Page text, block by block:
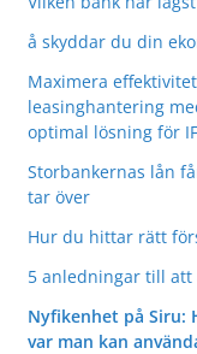
å skyddar du din
Maximera
leasinghantering
optimal lösning för
Storbankernas lån
tar över
Hur du hittar rätt
5 anledningar till att
Nyfikenhet på Siru:
var man kan